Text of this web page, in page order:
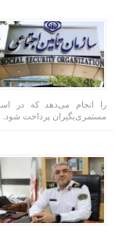
را انجام می‌دهد که در
مستمری‌بگیران پرداخت شود.